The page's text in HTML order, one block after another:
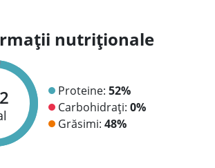
nutriționale
Proteine: 52%
Carbohidrați: 0%
Grăsimi: 48%